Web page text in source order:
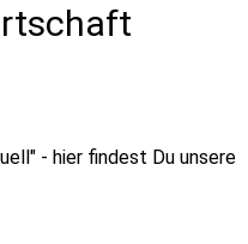
- hier findest Du unsere